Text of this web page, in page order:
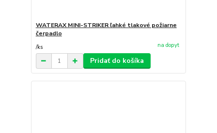
WATERAX MINI-STRIKER ľahké tlakové požiarne
čerpadlo
/ks na dopyt
Pridať do košíka